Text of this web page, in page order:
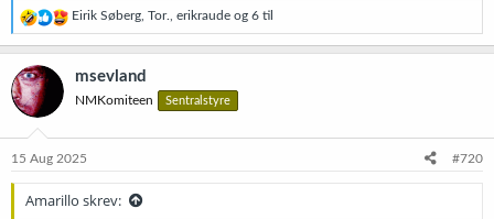
R
e
a
n
e
Eirik Søberg Tor. erikraude og 6 til
msevland
NMKomiteen Sentralstyre
15 Aug 2025 #720
Amarillo skrev: